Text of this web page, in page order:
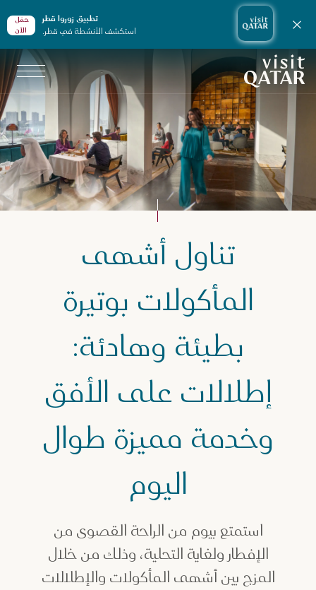
تطبيق زوروا قطر
استكشف الأنشطة في قطر.
حمّل
الأن
إغلاق الإشعارات
الصفحة الرئيسية لموقع VisitQatar
استمتع بيوم واحد من تناول الطعام في المدينة بأجواء مريحة
تناول أشهى
المأكولات بوتيرة
بطيئة وهادئة:
إطلالات على الأفق
وخدمة مميزة طوال
اليوم
استمتع بيوم من الراحة القصوى من
الإفطار ولغاية التحلية، وذلك من خلال
المزج بين أشهى المأكولات والإطلالات